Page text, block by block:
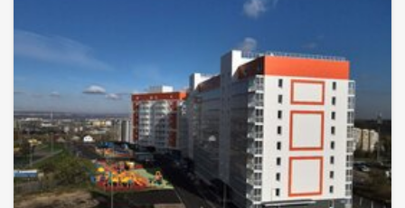
состоянии, что дает вам возможность создать интерьер по
Совмещенный санузел, который можно оборудовать по
своему усмотрению. В шаговой доступности находятся все
необходимые объекты инфраструктуры: школы, детские
сады, клиники и магазины. Это идеальное местоположение
для семей с детьми и всех, кто ценит удобство и доступность
городских благ. Рассмотрим все виды расчёта. Возможно
использование мат капитала и жилищного сертификата.
Полное юр сопровождение сделки. Помощь в оформлении
ипотеки. Покажу в удобное для вас время по договорённости.